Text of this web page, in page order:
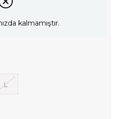
kalmamıştır.
L